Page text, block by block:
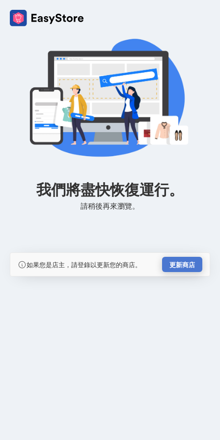
我們將盡快恢復運行。
請稍後再來瀏覽。
如果您是店主，請登錄以更新您的商店。 更新商店